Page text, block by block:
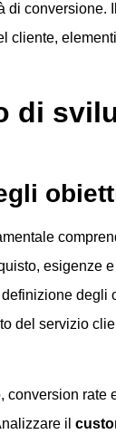
di conversione.
cliente,
di
esigenze
definizione
del servizio
conversion rate
il